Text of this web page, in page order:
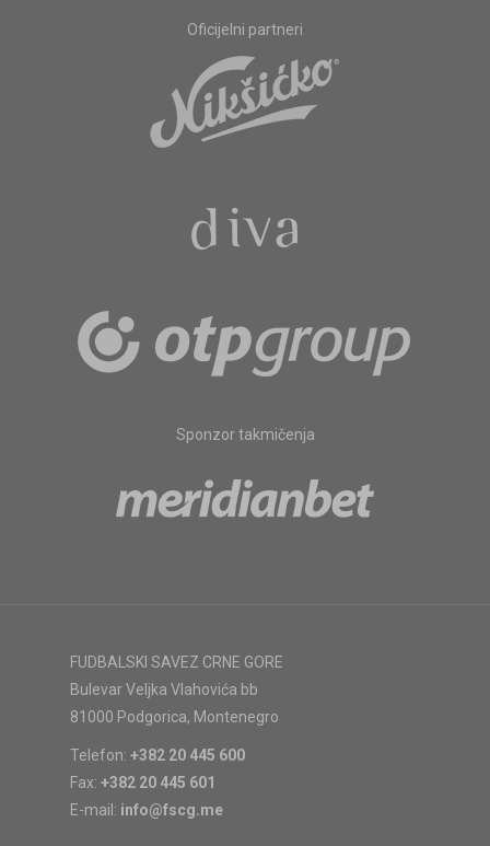
Oficijelni partneri
Sponzor takmičenja
FUDBALSKI SAVEZ CRNE GORE
Bulevar Veljka Vlahovića bb
81000 Podgorica, Montenegro
Telefon: +382 20 445 600
Fax: +382 20 445 601
E-mail: info@fscg.me